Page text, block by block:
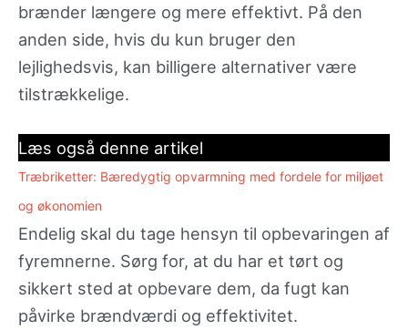
brænder længere og mere effektivt. På den
anden side, hvis du kun bruger den
lejlighedsvis, kan billigere alternativer være
tilstrækkelige.
Læs også denne artikel
Træbriketter: Bæredygtig opvarmning med fordele for miljøet
og økonomien
Endelig skal du tage hensyn til opbevaringen af
fyremnerne. Sørg for, at du har et tørt og
sikkert sted at opbevare dem, da fugt kan
påvirke brændværdi og effektivitet.